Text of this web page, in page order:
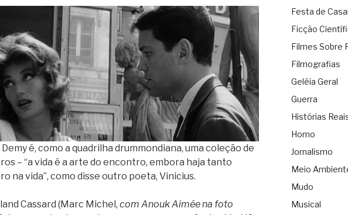
é, como a quadrilha drummondiana, uma coleção de
– “a vida é a arte do encontro, embora haja tanto
na vida”, como disse outro poeta, Vinicius.
Cassard (Marc Michel, com Anouk Aimée na foto
Festa de
Ficção
Filmes Sobre
Filmografias
Geléia Geral
Guerra
Histórias
Homo
Jornalismo
Meio
Mudo
Musical